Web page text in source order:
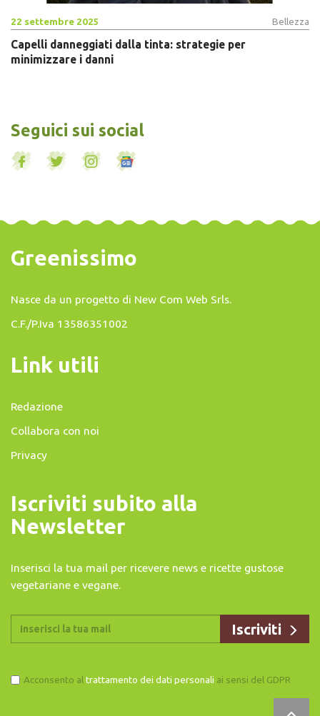
22 settembre 2025 Bellezza
Capelli danneggiati dalla tinta: strategie per
minimizzare i danni
Seguici sui social
Greenissimo
Nasce da un progetto di New Com Web Srls.
C.F./P.Iva 13586351002
Link utili
Redazione
Collabora con noi
Privacy
Iscriviti subito alla
Newsletter
Inserisci la tua mail per ricevere news e ricette gustose
vegetariane e vegane.
Acconsento al trattamento dei dati personali ai sensi del GDPR